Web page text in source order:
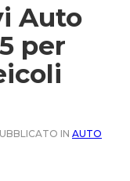
Auto
per
IN AUTO